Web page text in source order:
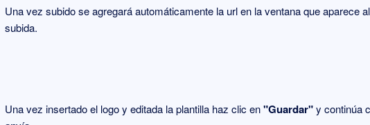
Una vez subido se agregará automáticamente la url en la ventana que aparece
subida.
Una vez insertado el logo y editada la plantilla haz clic en"Guardar"y continúa